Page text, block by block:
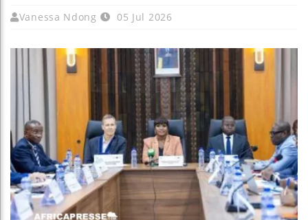
Vanessa Ndong 05 Jul 2026